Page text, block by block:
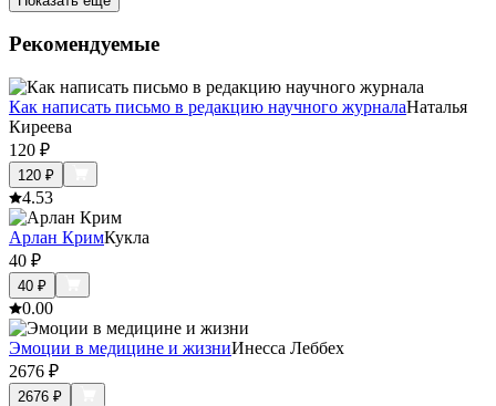
Рекомендуемые
Как написать письмо в редакцию научного журналаНаталья
Киреева
120 ₽
120 ₽
4.53
Арлан КримКукла
40 ₽
40 ₽
0.00
Эмоции в медицине и жизниИнесса Леббех
2676 ₽
2676 ₽